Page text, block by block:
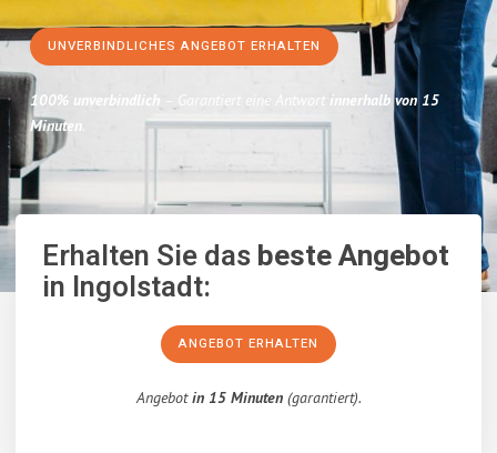
UNVERBINDLICHES ANGEBOT ERHALTEN
100% unverbindlich – Garantiert eine Antwort innerhalb von 15
Minuten.
Erhalten Sie dasbeste Angebot
in Ingolstadt:
ANGEBOT ERHALTEN
Angebotin 15 Minuten(garantiert).